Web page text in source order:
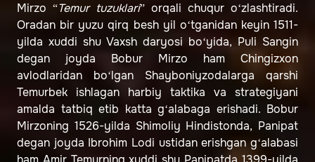
Mirzo “Temur tuzuklari” orqali chuqur o‘zlashtiradi.
Oradan bir yuzu qirq besh yil o‘tganidan keyin 1511-
yilda xuddi shu Vaxsh daryosi bo‘yida, Puli Sangin
degan joyda Bobur Mirzo ham Chingizxon
avlodlaridan bo‘lgan Shayboniyzodalarga qarshi
Temurbek ishlagan harbiy taktika va strategiyani
amalda tatbiq etib katta g‘alabaga erishadi. Bobur
Mirzoning 1526-yilda Shimoliy Hindistonda, Panipat
degan joyda Ibrohim Lodi ustidan erishgan g‘alabasi